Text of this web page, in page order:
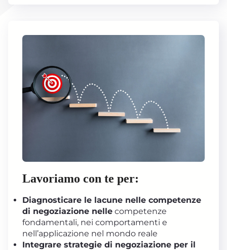
Lavoriamo con te per:
Diagnosticare le lacune nelle competenze
di negoziazione nelle competenze
fondamentali, nei comportamenti e
nell’applicazione nel mondo reale
Integrare strategie di negoziazione per il